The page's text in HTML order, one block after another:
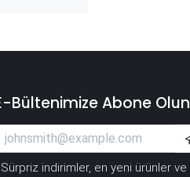
Bültenimize Abone Olun
Sürpriz indirimler, en yeni ürünler ve